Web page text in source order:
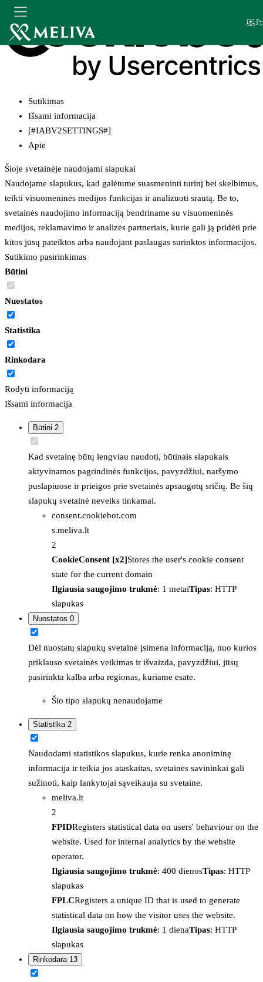
Sutikimas
Išsami informacija
[#IABV2SETTINGS#]
Apie
Šioje svetainėje naudojami slapukai
Naudojame slapukus, kad galėtume suasmeninti turinį bei skelbimus,
teikti visuomeninės medijos funkcijas ir analizuoti srautą. Be to,
svetainės naudojimo informaciją bendriname su visuomeninės
medijos, reklamavimo ir analizės partneriais, kurie gali ją pridėti prie
kitos jūsų pateiktos arba naudojant paslaugas surinktos informacijos.
Sutikimo pasirinkimas
Būtini
Nuostatos
Statistika
Rinkodara
Rodyti informaciją
Išsami informacija
Būtini 2
Kad svetainę būtų lengviau naudoti, būtinais slapukais
aktyvinamos pagrindinės funkcijos, pavyzdžiui, naršymo
puslapiuose ir prieigos prie svetainės apsaugotų sričių. Be šių
slapukų svetainė neveiks tinkamai.
consent.cookiebot.com
s.meliva.lt
2
CookieConsent [x2]Stores the user's cookie consent
state for the current domain
Ilgiausia saugojimo trukmė: 1 metaiTipas: HTTP
slapukas
Nuostatos 0
Dėl nuostatų slapukų svetainė įsimena informaciją, nuo kurios
priklauso svetainės veikimas ir išvaizda, pavyzdžiui, jūsų
pasirinkta kalba arba regionas, kuriame esate.
Šio tipo slapukų nenaudojame
Statistika 2
Naudodami statistikos slapukus, kurie renka anoniminę
informacija ir teikia jos ataskaitas, svetainės savininkai gali
sužinoti, kaip lankytojai sąveikauja su svetaine.
meliva.lt
2
FPIDRegisters statistical data on users' behaviour on the
website. Used for internal analytics by the website
operator.
Ilgiausia saugojimo trukmė: 400 dienosTipas: HTTP
slapukas
FPLCRegisters a unique ID that is used to generate
statistical data on how the visitor uses the website.
Ilgiausia saugojimo trukmė: 1 dienaTipas: HTTP
slapukas
Rinkodara 13